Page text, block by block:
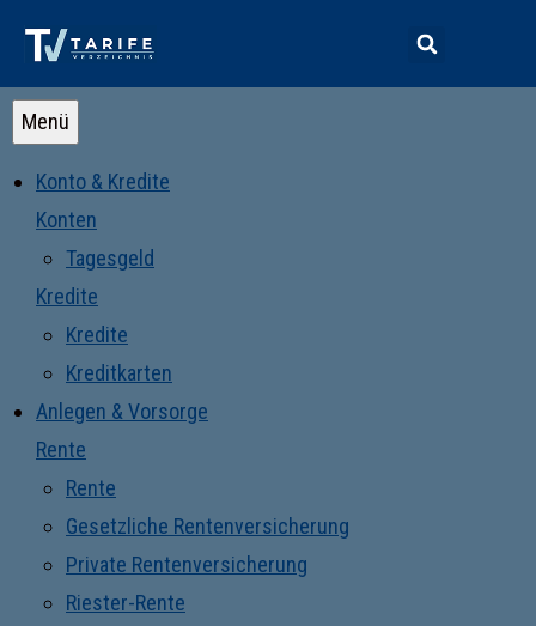
Menü
Konto & Kredite
Konten
Tagesgeld
Kredite
Kredite
Kreditkarten
Anlegen & Vorsorge
Rente
Rente
Gesetzliche Rentenversicherung
Private Rentenversicherung
Riester-Rente